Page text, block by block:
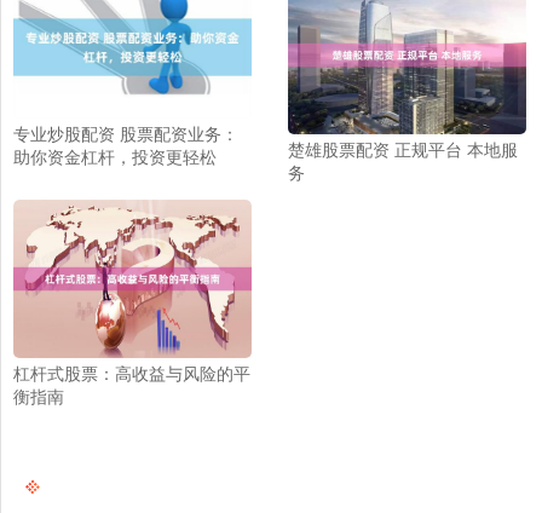
专业炒股配资 股票配资业务：
助你资金杠杆，投资更轻松
楚雄股票配资 正规平台 本地服
务
杠杆式股票：高收益与风险的平
衡指南